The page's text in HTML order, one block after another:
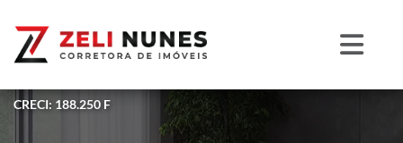
CRECI: 188.250 F